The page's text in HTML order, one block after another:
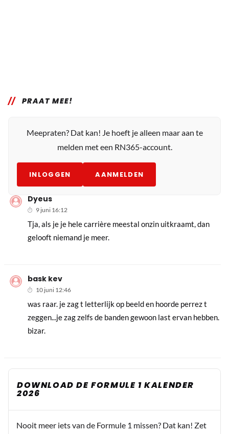
PRAAT MEE!
Meepraten? Dat kan! Je hoeft je alleen maar aan te
melden met een RN365-account.
INLOGGEN AANMELDEN
Dyeus
9 juni 16:12
Tja, als je je hele carrière meestal onzin uitkraamt, dan
gelooft niemand je meer.
bask kev
10 juni 12:46
was raar. je zag t letterlijk op beeld en hoorde perrez t
zeggen...je zag zelfs de banden gewoon last ervan hebben.
bizar.
DOWNLOAD DE FORMULE 1 KALENDER
2026
Nooit meer iets van de Formule 1 missen? Dat kan! Zet